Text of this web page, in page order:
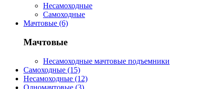
Несамоходные
Самоходные
Мачтовые (6)
Мачтовые
Несамоходные мачтовые подъемники
Самоходные (15)
Несамоходные (12)
Одномачтовые (3)